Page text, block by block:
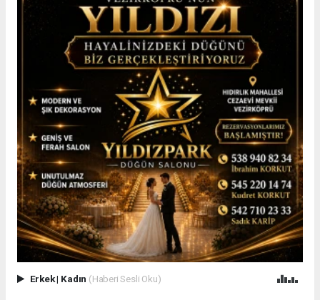
Erkek| Kadın (Haberi Sesli Oku)